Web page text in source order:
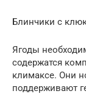
Блинчики с
Ягоды
содержатся
климаксе. Они
поддерживают